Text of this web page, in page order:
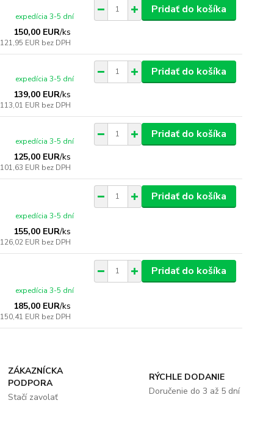
150,00 EUR/ks
121,95 EUR bez DPH
expedícia 3-5 dní
Pridať do košíka
139,00 EUR/ks
113,01 EUR bez DPH
expedícia 3-5 dní
Pridať do košíka
125,00 EUR/ks
101,63 EUR bez DPH
expedícia 3-5 dní
Pridať do košíka
155,00 EUR/ks
126,02 EUR bez DPH
expedícia 3-5 dní
Pridať do košíka
185,00 EUR/ks
150,41 EUR bez DPH
expedícia 3-5 dní
Pridať do košíka
ZÁKAZNÍCKA
PODPORA
Stačí zavolať
RÝCHLE DODANIE
Doručenie do 3 až 5 dní